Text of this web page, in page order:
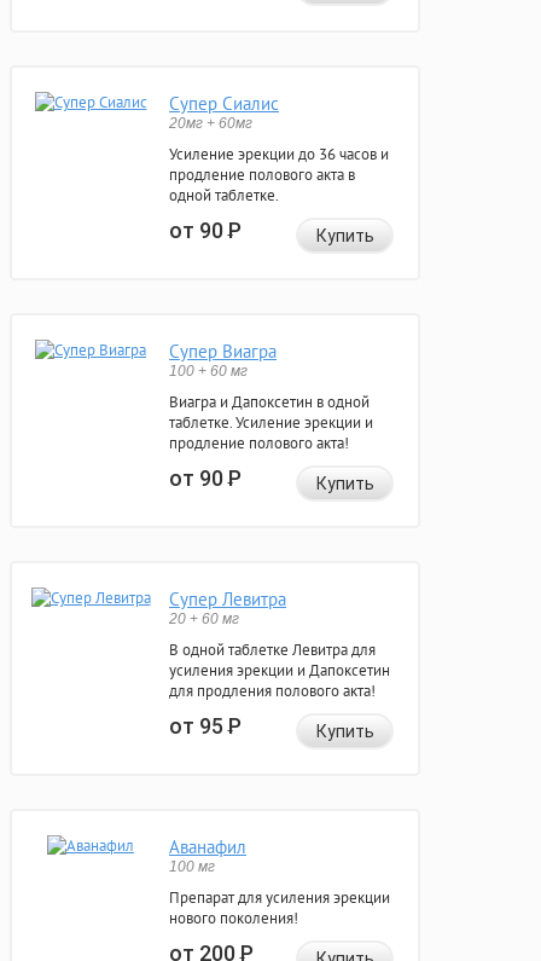
Супер Сиалис
20мг + 60мг
Усиление эрекции до 36 часов и
продление полового акта в
одной таблетке.
от 90Р Купить
Супер Виагра
100 + 60 мг
Виагра и Дапоксетин в одной
таблетке. Усиление эрекции и
продление полового акта!
от 90Р Купить
Супер Левитра
20 + 60 мг
В одной таблетке Левитра для
усиления эрекции и Дапоксетин
для продления полового акта!
от 95Р Купить
Аванафил
100 мг
Препарат для усиления эрекции
нового поколения!
от 200Р